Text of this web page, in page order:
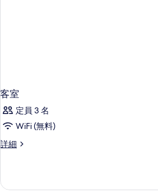
客室
定員 3 名
WiFi (無料)
詳細
客
細